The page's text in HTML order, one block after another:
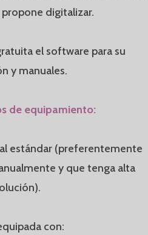
digitalizar.
el software para su
y manuales.
de equipamiento:
estándar (preferentemente
y que tenga alta
con: